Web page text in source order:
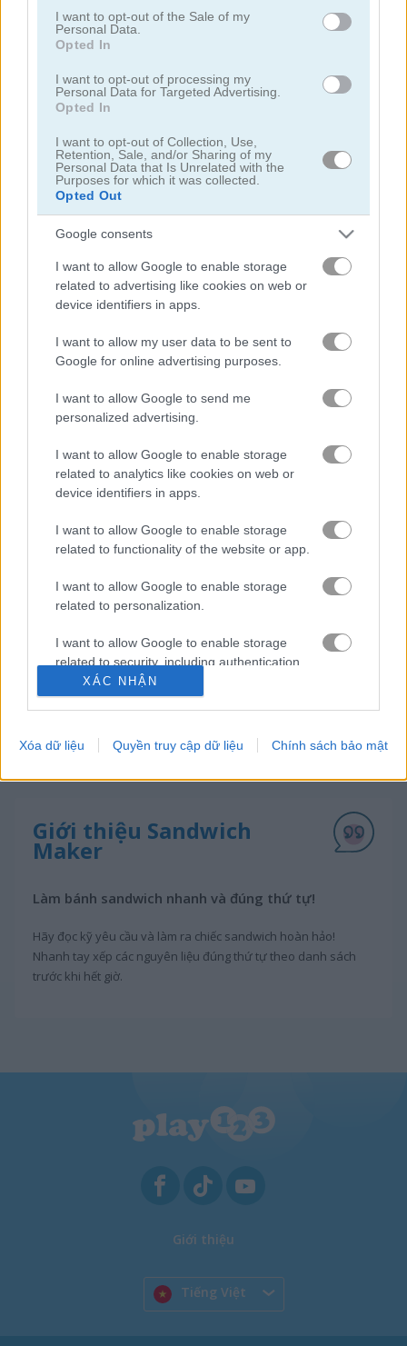
use your data for below specified purposes in below Google
consent section.
I want to opt-out of the Sale of my
Personal Data.
Opted In
I want to opt-out of processing my
Personal Data for Targeted Advertising.
Opted In
I want to opt-out of Collection, Use,
Retention, Sale, and/or Sharing of my
Personal Data that Is Unrelated with the
Purposes for which it was collected.
Opted Out
Google consents
I want to allow Google to enable storage
related to advertising like cookies on web or
device identifiers in apps.
I want to allow my user data to be sent to
Google for online advertising purposes.
I want to allow Google to send me
personalized advertising.
I want to allow Google to enable storage
related to analytics like cookies on web or
device identifiers in apps.
I want to allow Google to enable storage
related to functionality of the website or app.
I want to allow Google to enable storage
related to personalization.
I want to allow Google to enable storage
related to security, including authentication
functionality and fraud prevention, and other
user protection.
XÁC NHẬN
Xóa dữ liệu Quyền truy cập dữ liệu Chính sách bảo mật
Cooking with Emma: Sushi Rolls Vegan FroYo Bar
Cooking with Emma: Potato Salad Vegan
Danh mục liên quan
làm bánh
nhà bếp
Giới thiệu Sandwich
Maker
Làm bánh sandwich nhanh và đúng thứ tự!
Hãy đọc kỹ yêu cầu và làm ra chiếc sandwich hoàn hảo!
Nhanh tay xếp các nguyên liệu đúng thứ tự theo danh sách
trước khi hết giờ.
Giới thiệu
Tiếng Việt